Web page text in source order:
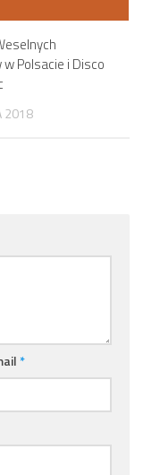
Polsacie i Disco
2018
*